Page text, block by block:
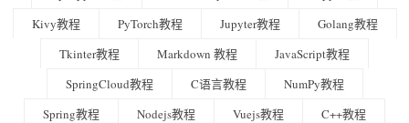
Kivy教程
PyTorch教程 Jupyter教程
Golang教程
Tkinter教程
Markdown 教程
JavaScript教程
SpringCloud教程
C语言教程
NumPy教程
Spring教程
Nodejs教程 Vuejs教程
C++教程